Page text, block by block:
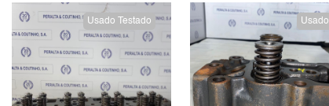
Usado Testado Usado